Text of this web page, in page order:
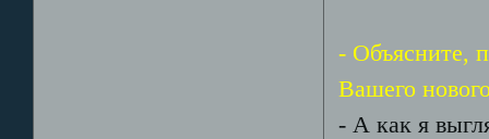
- Объясните,
Вашего
- А как я